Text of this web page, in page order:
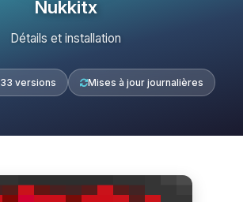
Nukkitx
Détails et installation
33 versions Mises à jour journalières